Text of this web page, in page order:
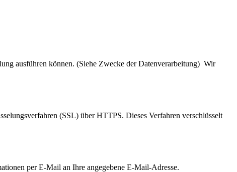
ausführen können. (Siehe Zwecke der Datenverarbeitung) Wir
(SSL) über HTTPS. Dieses Verfahren verschlüsselt
per E-Mail an Ihre angegebene E-Mail-Adresse.